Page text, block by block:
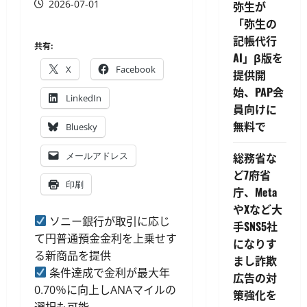
2026-07-01
共有:
X Facebook
LinkedIn
Bluesky
メールアドレス
印刷
ソニー銀行が取引に応じ
て円普通預金金利を上乗せす
る新商品を提供
条件達成で金利が最大年
0.70％に向上しANAマイルの
弥生が
「弥生の
記帳代行
AI」β版を
提供開
始、PAP会
員向けに
無料で
総務省な
ど7府省
庁、Meta
やXなど大
手SNS5社
になりす
まし詐欺
広告の対
策強化を